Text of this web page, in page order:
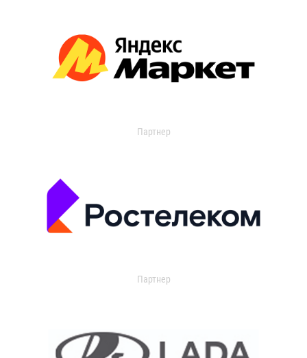
Партнер
Партнер